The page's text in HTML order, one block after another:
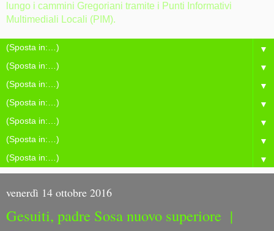
lungo i cammini Gregoriani tramite i Punti Informativi
Multimediali Locali (PIM).
▼
▼
▼
▼
▼
▼
▼
venerdì 14 ottobre 2016
Gesuiti, padre Sosa nuovo superiore |